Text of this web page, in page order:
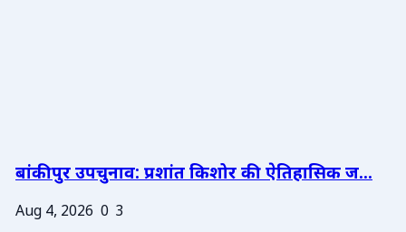
बांकीपुर उपचुनाव: प्रशांत किशोर की ऐतिहासिक ज...
Aug 4, 2026 0 3